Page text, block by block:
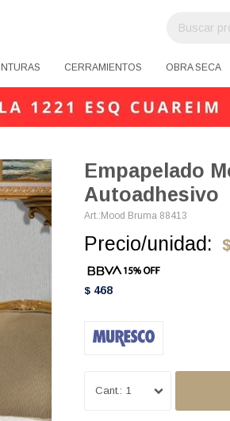
CERRAMIENTOS OBRA SECA
Empapelado
Autoadhesivo
Mood Bruma 88413
Precio/unidad: $
$ 468
1